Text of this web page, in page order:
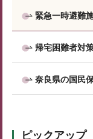
緊急一時避難
帰宅困難者対
奈良県の国民
ピックアップ